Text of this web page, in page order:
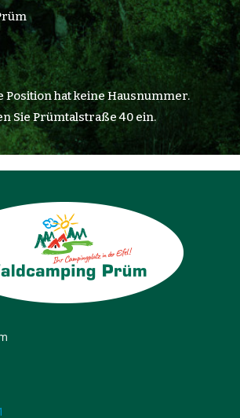
Position hat keine Hausnummer.
Sie Prümtalstraße 40 ein.